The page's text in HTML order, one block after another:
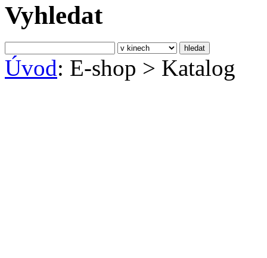
Vyhledat
Úvod: E-shop > Katalog